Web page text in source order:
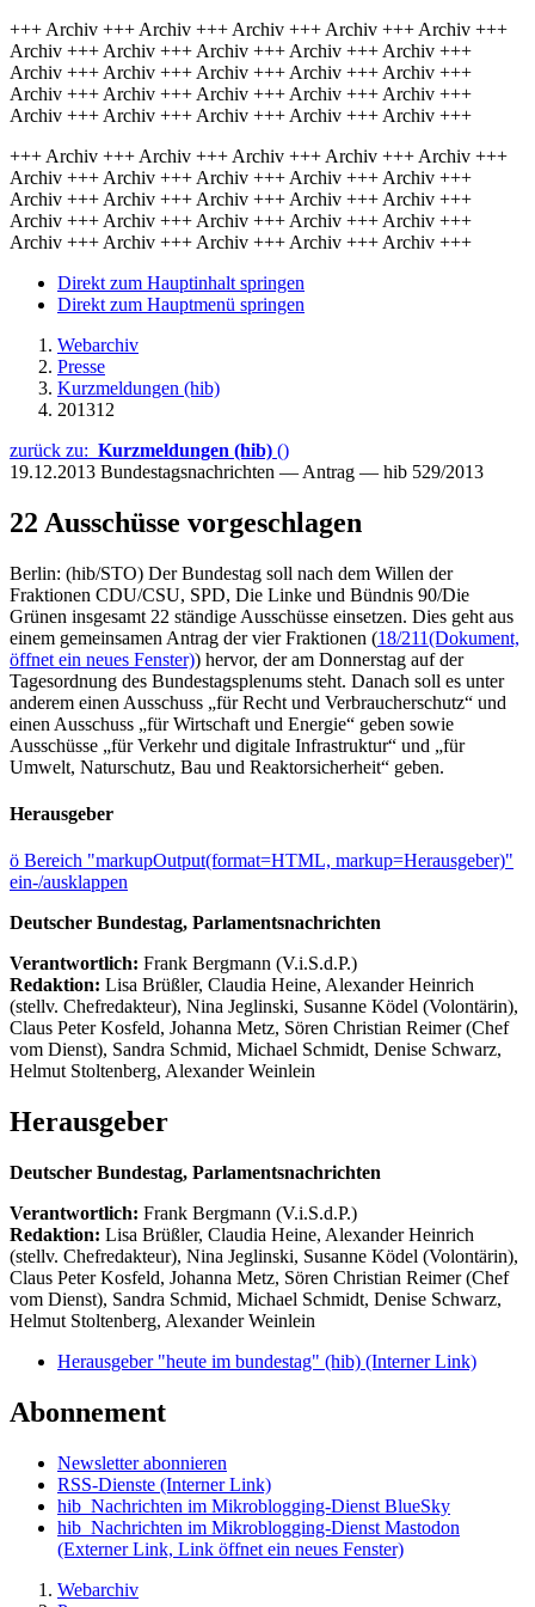
+++ Archiv +++ Archiv +++ Archiv +++ Archiv +++ Archiv +++
Archiv +++ Archiv +++ Archiv +++ Archiv +++ Archiv +++
Archiv +++ Archiv +++ Archiv +++ Archiv +++ Archiv +++
Archiv +++ Archiv +++ Archiv +++ Archiv +++ Archiv +++
Archiv +++ Archiv +++ Archiv +++ Archiv +++ Archiv +++
+++ Archiv +++ Archiv +++ Archiv +++ Archiv +++ Archiv +++
Archiv +++ Archiv +++ Archiv +++ Archiv +++ Archiv +++
Archiv +++ Archiv +++ Archiv +++ Archiv +++ Archiv +++
Archiv +++ Archiv +++ Archiv +++ Archiv +++ Archiv +++
Archiv +++ Archiv +++ Archiv +++ Archiv +++ Archiv +++
Direkt zum Hauptinhalt springen
Direkt zum Hauptmenü springen
Webarchiv
Presse
Kurzmeldungen (hib)
201312
zurück zu: Kurzmeldungen (hib) ()
19.12.2013 Bundestagsnachrichten — Antrag — hib 529/2013
22 Ausschüsse vorgeschlagen
Berlin: (hib/STO) Der Bundestag soll nach dem Willen der
Fraktionen CDU/CSU, SPD, Die Linke und Bündnis 90/Die
Grünen insgesamt 22 ständige Ausschüsse einsetzen. Dies geht aus
einem gemeinsamen Antrag der vier Fraktionen (18/211(Dokument,
öffnet ein neues Fenster)) hervor, der am Donnerstag auf der
Tagesordnung des Bundestagsplenums steht. Danach soll es unter
anderem einen Ausschuss „für Recht und Verbraucherschutz“ und
einen Ausschuss „für Wirtschaft und Energie“ geben sowie
Ausschüsse „für Verkehr und digitale Infrastruktur“ und „für
Umwelt, Naturschutz, Bau und Reaktorsicherheit“ geben.
Herausgeber
ö Bereich "markupOutput(format=HTML, markup=Herausgeber)"
ein-/ausklappen
Deutscher Bundestag, Parlamentsnachrichten
Verantwortlich: Frank Bergmann (V.i.S.d.P.)
Redaktion: Lisa Brüßler, Claudia Heine, Alexander Heinrich
(stellv. Chefredakteur), Nina Jeglinski, Susanne Ködel (Volontärin),
Claus Peter Kosfeld, Johanna Metz, Sören Christian Reimer (Chef
vom Dienst), Sandra Schmid, Michael Schmidt, Denise Schwarz,
Helmut Stoltenberg, Alexander Weinlein
Herausgeber
Deutscher Bundestag, Parlamentsnachrichten
Verantwortlich: Frank Bergmann (V.i.S.d.P.)
Redaktion: Lisa Brüßler, Claudia Heine, Alexander Heinrich
(stellv. Chefredakteur), Nina Jeglinski, Susanne Ködel (Volontärin),
Claus Peter Kosfeld, Johanna Metz, Sören Christian Reimer (Chef
vom Dienst), Sandra Schmid, Michael Schmidt, Denise Schwarz,
Helmut Stoltenberg, Alexander Weinlein
Herausgeber "heute im bundestag" (hib) (Interner Link)
Abonnement
Newsletter abonnieren
RSS-Dienste (Interner Link)
hib_Nachrichten im Mikroblogging-Dienst BlueSky
hib_Nachrichten im Mikroblogging-Dienst Mastodon
(Externer Link, Link öffnet ein neues Fenster)
Webarchiv